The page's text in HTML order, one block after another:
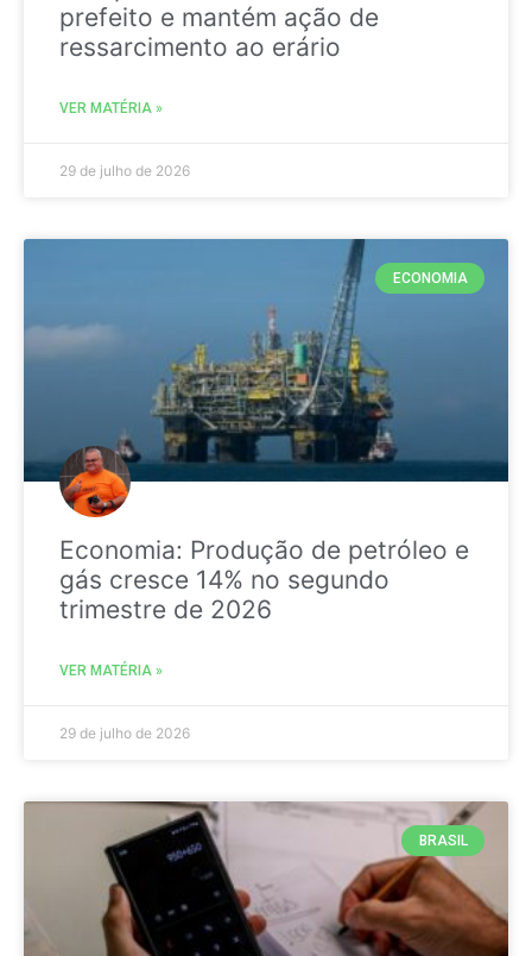
prefeito e mantém ação de
ressarcimento ao erário
VER MATÉRIA »
29 de julho de 2026
ECONOMIA
Economia: Produção de petróleo e
gás cresce 14% no segundo
trimestre de 2026
VER MATÉRIA »
29 de julho de 2026
BRASIL